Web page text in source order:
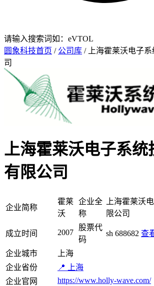
请输入搜索词如：eVTOL
圆象科技首页 / 公司库 / 上海霍莱沃电子
司
上海霍莱沃电子系统
有限公司
企业简称
霍莱
沃
企业全
称
上海霍莱沃
限公司
成立时间 2007
股票代
码
sh 688682 查
企业城市
上海
企业省份
📍 上海
企业官网
https://www.holly-wave.com/